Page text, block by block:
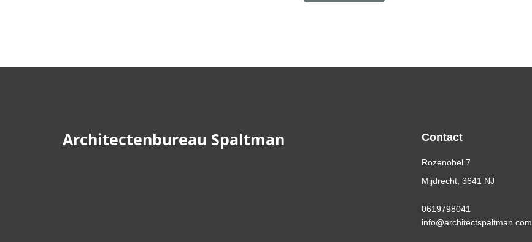
Architectenbureau Spaltman Contact
Rozenobel 7
Mijdrecht, 3641 NJ
0619798041
info@architectspaltman.com